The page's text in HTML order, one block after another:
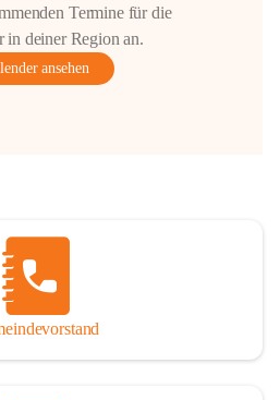
Termine für die
deiner Region an.
ansehen